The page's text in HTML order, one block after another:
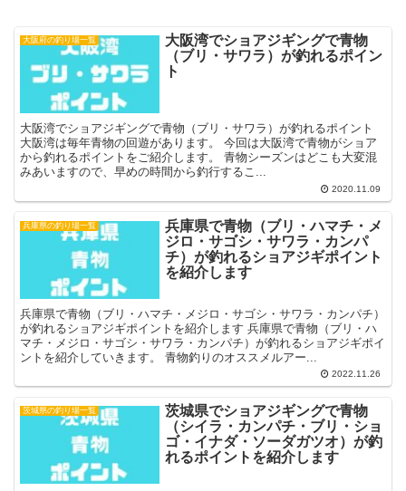
大阪府の釣り場一覧
大阪湾でショアジギングで青物
（ブリ・サワラ）が釣れるポイン
ト
大阪湾でショアジギングで青物（ブリ・サワラ）が釣れるポイント
大阪湾は毎年青物の回遊があります。 今回は大阪湾で青物がショア
から釣れるポイントをご紹介します。 青物シーズンはどこも大変混
みあいますので、早めの時間から釣行するこ...
2020.11.09
兵庫県の釣り場一覧
兵庫県で青物（ブリ・ハマチ・メ
ジロ・サゴシ・サワラ・カンパ
チ）が釣れるショアジギポイント
を紹介します
兵庫県で青物（ブリ・ハマチ・メジロ・サゴシ・サワラ・カンパチ）
が釣れるショアジギポイントを紹介します 兵庫県で青物（ブリ・ハ
マチ・メジロ・サゴシ・サワラ・カンパチ）が釣れるショアジギポイ
ントを紹介していきます。 青物釣りのオススメルアー...
2022.11.26
茨城県の釣り場一覧
茨城県でショアジギングで青物
（シイラ・カンパチ・ブリ・ショ
ゴ・イナダ・ソーダガツオ）が釣
れるポイントを紹介します